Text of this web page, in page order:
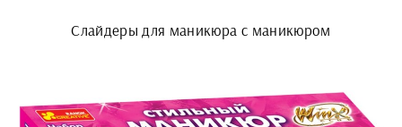
Слайдеры для маникюра с маникюром